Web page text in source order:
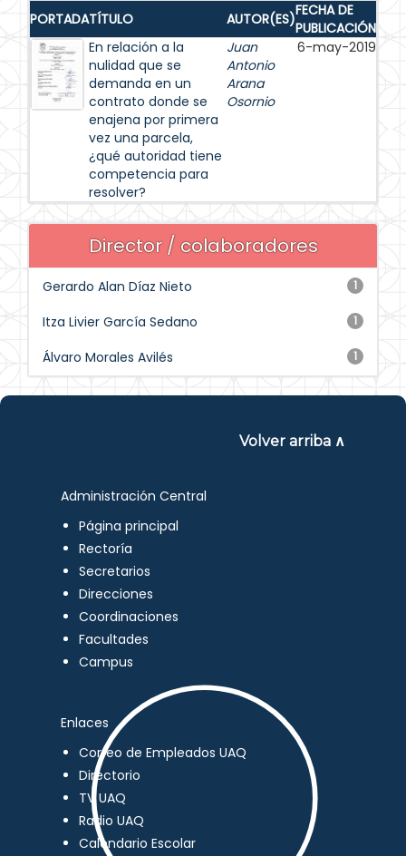
PORTADATÍTULO AUTOR(ES)FECHA DE
PUBLICACIÓN
En relación a la
nulidad que se
demanda en un
contrato donde se
enajena por primera
vez una parcela,
¿qué autoridad tiene
competencia para
resolver?
Juan
Antonio
Arana
Osornio
6-may-2019
Director / colaboradores
1
Gerardo Alan Díaz Nieto
1
Itza Livier García Sedano
1
Álvaro Morales Avilés
Volver arriba ∧
Administración Central
Página principal
Rectoría
Secretarios
Direcciones
Coordinaciones
Facultades
Campus
Enlaces
Correo de Empleados UAQ
Directorio
TV UAQ
Radio UAQ
Calendario Escolar